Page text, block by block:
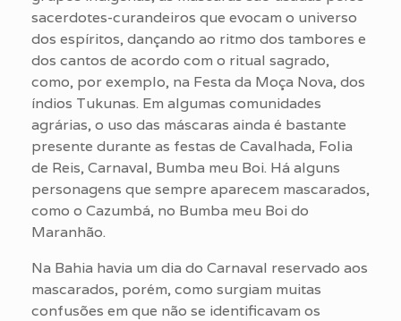
sacerdotes-curandeiros que evocam o universo
dos espíritos, dançando ao ritmo dos tambores e
dos cantos de acordo com o ritual sagrado,
como, por exemplo, na Festa da Moça Nova, dos
índios Tukunas. Em algumas comunidades
agrárias, o uso das máscaras ainda é bastante
presente durante as festas de Cavalhada, Folia
de Reis, Carnaval, Bumba meu Boi. Há alguns
personagens que sempre aparecem mascarados,
como o Cazumbá, no Bumba meu Boi do
Maranhão.
Na Bahia havia um dia do Carnaval reservado aos
mascarados, porém, como surgiam muitas
confusões em que não se identificavam os